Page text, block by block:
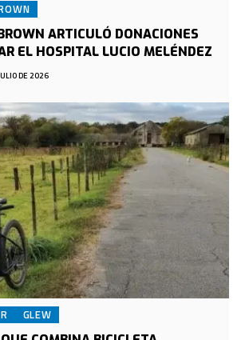
ARTICULÓ DONACIONES
EL HOSPITAL LUCIO MELÉNDEZ
DE 2026
GLEW